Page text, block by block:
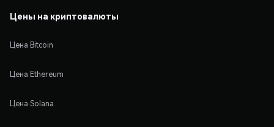
Цены на криптовалюты
Цена Bitcoin
Цена Ethereum
Цена Solana